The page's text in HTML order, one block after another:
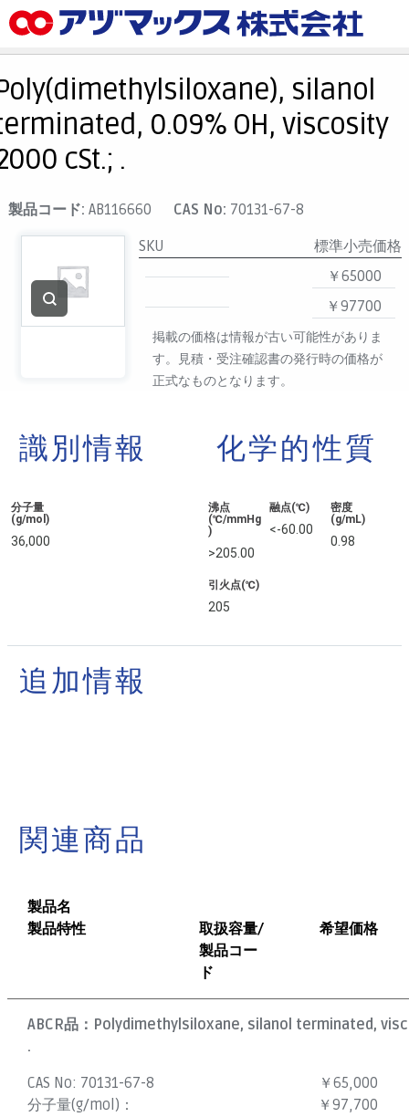
メニュー
お気に入り
カート
マイアカウント
主要取扱ブランド
代理店一覧
支払い
製品検索
見積発行
silanol
0.09% OH, viscosity
cSt.; .
製品コード: AB116660 CAS No: 70131-67-8
SKU
標準小売価格
￥65000
￥97700
掲載の価格は情報が古い可能性がありま
す。見積・受注確認書の発行時の価格が
正式なものとなります。
識別情報
分子量
(g/mol)
36,000
化学的性質
沸点
(℃/mmHg
)
>205.00
融点(℃)
<-60.00
密度
(g/mL)
0.98
引火点(℃)
205
追加情報
関連商品
製品名
製品特性
取扱容量/
製品コー
ド
希望価格
ABCR品： Polydimethylsiloxane, silanol terminated,
.
CAS No: 70131-67-8
分子量(g/mol)：
￥65,000
￥97,700